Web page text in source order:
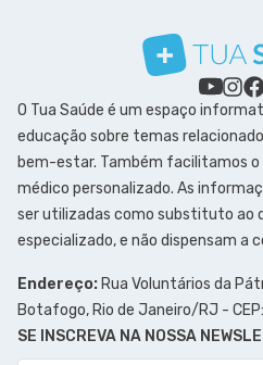
O Tua Saúde é um espaço
educação sobre temas
bem-estar. Também facilitamos
médico personalizado. As
ser utilizadas como substituto ao
especializado, e não dispensam a
Endereço: Rua Voluntários da
Botafogo, Rio de Janeiro/RJ -
SE INSCREVA NA NOSSA